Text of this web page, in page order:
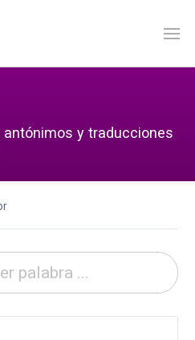
antónimos y traducciones